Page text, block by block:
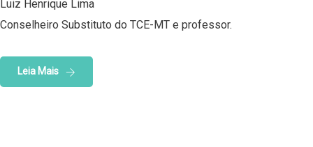
Luiz Henrique Lima
Conselheiro Substituto do TCE-MT e professor.
Leia Mais